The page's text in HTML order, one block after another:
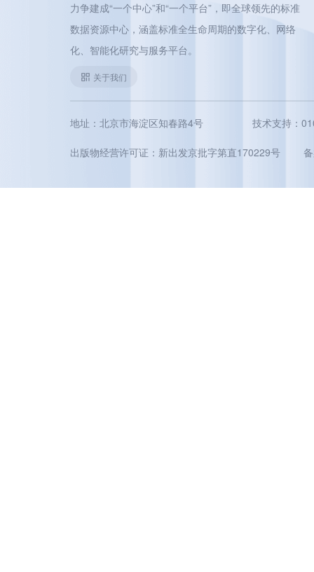
力争建成“一个中心”和“一个平台”，即全球领先的标准
数据资源中心，涵盖标准全生命周期的数字化、网络
化、智能化研究与服务平台。
关于我们
地址：北京市海淀区知春路4号 技术支持：
出版物经营许可证：新出发京批字第直170229号